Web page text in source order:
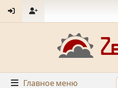
Главное меню